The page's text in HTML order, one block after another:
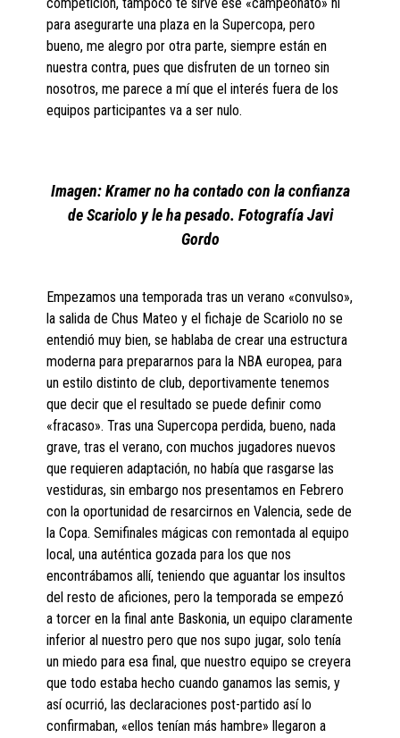
para asegurarte una plaza en la Supercopa, pero
bueno, me alegro por otra parte, siempre están en
nuestra contra, pues que disfruten de un torneo sin
nosotros, me parece a mí que el interés fuera de los
equipos participantes va a ser nulo.
Imagen: Kramer no ha contado con la confianza
de Scariolo y le ha pesado. Fotografía Javi
Gordo
Empezamos una temporada tras un verano «convulso»,
la salida de Chus Mateo y el fichaje de Scariolo no se
entendió muy bien, se hablaba de crear una estructura
moderna para prepararnos para la NBA europea, para
un estilo distinto de club, deportivamente tenemos
que decir que el resultado se puede definir como
«fracaso». Tras una Supercopa perdida, bueno, nada
grave, tras el verano, con muchos jugadores nuevos
que requieren adaptación, no había que rasgarse las
vestiduras, sin embargo nos presentamos en Febrero
con la oportunidad de resarcirnos en Valencia, sede de
la Copa. Semifinales mágicas con remontada al equipo
local, una auténtica gozada para los que nos
encontrábamos allí, teniendo que aguantar los insultos
del resto de aficiones, pero la temporada se empezó
a torcer en la final ante Baskonia, un equipo claramente
inferior al nuestro pero que nos supo jugar, solo tenía
un miedo para esa final, que nuestro equipo se creyera
que todo estaba hecho cuando ganamos las semis, y
así ocurrió, las declaraciones post-partido así lo
confirmaban, «ellos tenían más hambre» llegaron a